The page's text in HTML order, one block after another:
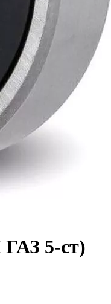
5-ст)